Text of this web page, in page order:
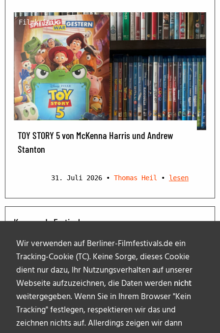
Wir verwenden auf Berliner-Filmfestivals.de ein
Tracking-Cookie (TC). Keine Sorge, dieses Cookie
dient nur dazu, Ihr Nutzungsverhalten auf unserer
Webseite aufzuzeichnen, die Daten werden nicht
weitergegeben. Wenn Sie in Ihrem Browser "Kein
Tracking" festlegen, respektieren wir das und
zeichnen nichts auf. Allerdings zeigen wir dann
Filmkritik
TOY STORY 5 von McKenna Harris und Andrew
Stanton
31. Juli 2026 • Thomas Heil • lesen
Kommende Festivals